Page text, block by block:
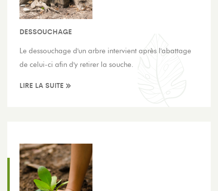
DESSOUCHAGE
Le dessouchage d'un arbre intervient après l'abattage
de celui-ci afin d'y retirer la souche.
LIRE LA SUITE